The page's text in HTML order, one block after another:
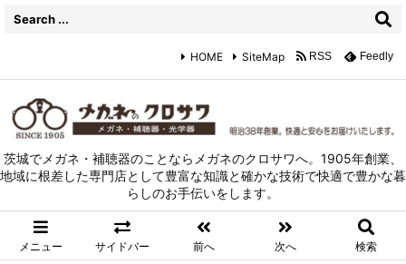
茨城でメガネ・補聴器のことならメガネのクロサワへ。1905年創業、
地域に根差した専門店として豊富な知識と確かな技術で快適で豊かな暮
らしのお手伝いをします。
メニュー サイドバー 前へ 次へ 検索
HOME SiteMap RSS Feedly